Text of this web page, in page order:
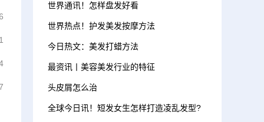
世界通讯！怎样盘发好看
世界热点！护发美发按摩方法
今日热文：美发打蜡方法
最资讯丨美容美发行业的特征
头皮屑怎么治
全球今日讯！短发女生怎样打造凌乱发型?